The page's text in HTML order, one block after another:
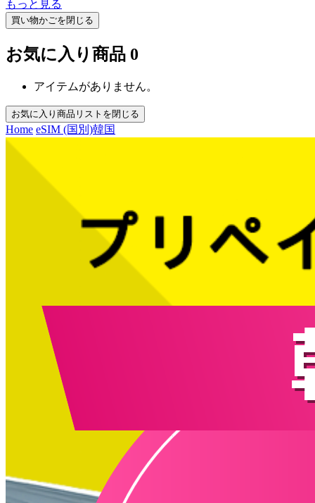
もっと見る
買い物かごを閉じる
お気に入り商品 0
アイテムがありません。
お気に入り商品リストを閉じる
Home eSIM (国別)韓国